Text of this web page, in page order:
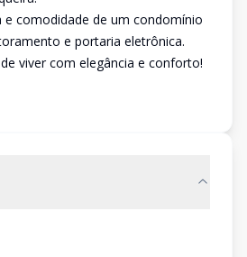
e comodidade de um condomínio
e portaria eletrônica.
viver com elegância e conforto!